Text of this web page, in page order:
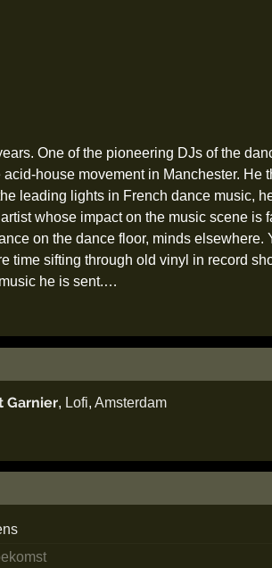
One of the pioneering DJs of the
house movement in Manchester.
leading lights in French dance music,
whose impact on the music scene is
on the dance floor, minds
time sifting through old vinyl in record
he is sent.…
Garnier, Lofi, Amsterdam